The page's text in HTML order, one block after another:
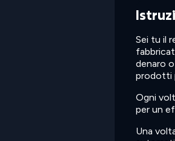
Sei tu il
denaro
prodotti
Ogni
per un
Una